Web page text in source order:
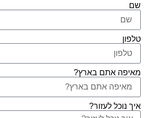
שם
טלפון
מאיפה אתם בארץ?
איך נוכל לעזור?